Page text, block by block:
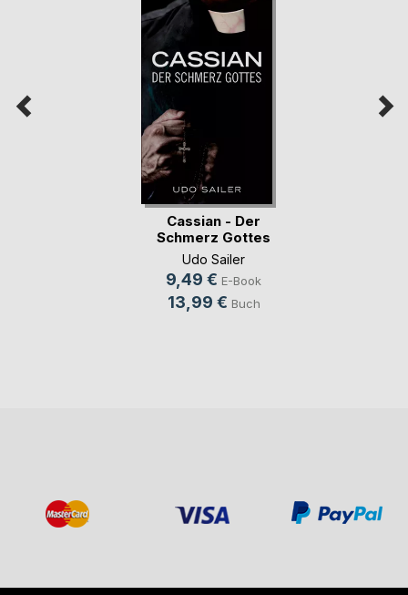
Cassian - Der
Schmerz Gottes
Udo Sailer
9,49 € E-Book
13,99 € Buch